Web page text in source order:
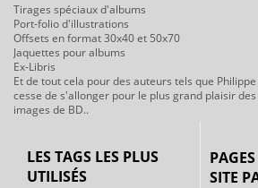
Tirages spéciaux d'albums
Port-folio d'illustrations
Offsets en format 30x40 et 50x70
Jaquettes pour albums
Ex-Libris
Et de tout cela pour des auteurs tels que
cesse de s'allonger pour le plus grand plaisir
images de BD..
LES TAGS LES PLUS
UTILISÉS
SITE